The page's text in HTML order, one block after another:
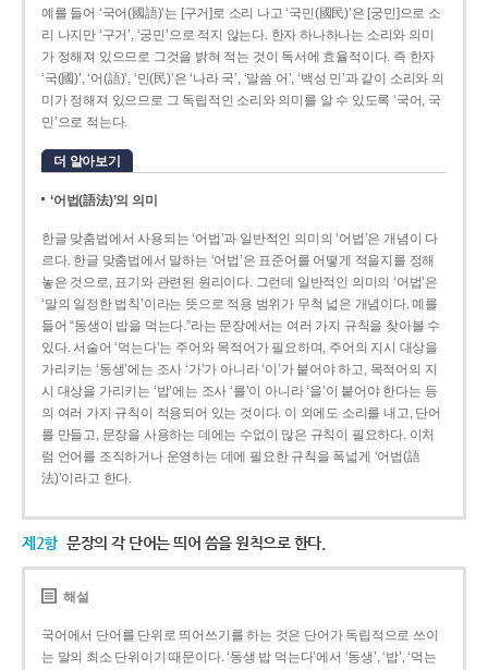
예를 들어 ‘국어(國語)’는 [구거]로 소리 나고 ‘국민(國民)’은 [궁민]으로 소
리 나지만 ‘구거’, ‘궁민’으로 적지 않는다. 한자 하나하나는 소리와 의미
가 정해져 있으므로 그것을 밝혀 적는 것이 독서에 효율적이다. 즉 한자
‘국(國)’, ‘어(語)’, ‘민(民)’은 ‘나라 국’, ‘말씀 어’, ‘백성 민’과 같이 소리와 의
미가 정해져 있으므로 그 독립적인 소리와 의미를 알 수 있도록 ‘국어, 국
민’으로 적는다.
더 알아보기
‘어법(語法)’의 의미
한글 맞춤법에서 사용되는 ‘어법’과 일반적인 의미의 ‘어법’은 개념이 다
르다. 한글 맞춤법에서 말하는 ‘어법’은 표준어를 어떻게 적을지를 정해
놓은 것으로, 표기와 관련된 원리이다. 그런데 일반적인 의미의 ‘어법’은
‘말의 일정한 법칙’이라는 뜻으로 적용 범위가 무척 넓은 개념이다. 예를
들어 “동생이 밥을 먹는다.”라는 문장에서는 여러 가지 규칙을 찾아볼 수
있다. 서술어 ‘먹는다’는 주어와 목적어가 필요하며, 주어의 지시 대상을
가리키는 ‘동생’에는 조사 ‘가’가 아니라 ‘이’가 붙어야 하고, 목적어의 지
시 대상을 가리키는 ‘밥’에는 조사 ‘를’이 아니라 ‘을’이 붙어야 한다는 등
의 여러 가지 규칙이 적용되어 있는 것이다. 이 외에도 소리를 내고, 단어
를 만들고, 문장을 사용하는 데에는 수없이 많은 규칙이 필요하다. 이처
럼 언어를 조직하거나 운영하는 데에 필요한 규칙을 폭넓게 ‘어법(語
法)’이라고 한다.
제2항 문장의 각 단어는 띄어 씀을 원칙으로 한다.
해설
국어에서 단어를 단위로 띄어쓰기를 하는 것은 단어가 독립적으로 쓰이
는 말의 최소 단위이기 때문이다. ‘동생 밥 먹는다’에서 ‘동생’, ‘밥’, ‘먹는